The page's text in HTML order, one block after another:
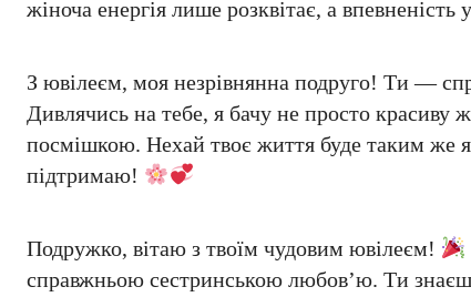
жіноча енергія лише розквітає, а
З ювілеєм, моя незрівнянна подруго! Ти —
Дивлячись на тебе, я бачу не просто красиву
посмішкою. Нехай твоє життя буде таким же
підтримаю!
Подружко, вітаю з твоїм чудовим ювілеєм!
справжньою сестринською любов’ю. Ти